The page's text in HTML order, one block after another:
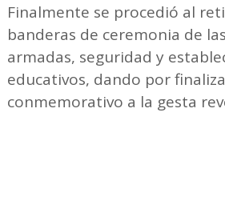
Finalmente se procedió al
banderas de ceremonia de
armadas, seguridad y
educativos, dando por
conmemorativo a la gesta